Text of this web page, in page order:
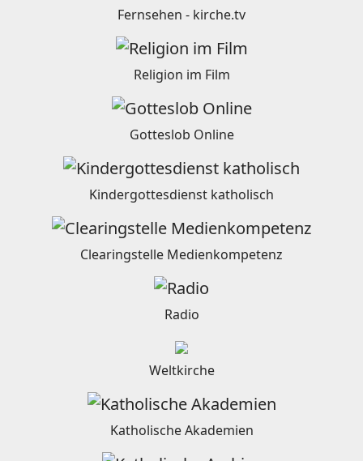
Fernsehen - kirche.tv
Religion im Film
Gotteslob Online
Kindergottesdienst katholisch
Clearingstelle Medienkompetenz
Radio
Weltkirche
Katholische Akademien